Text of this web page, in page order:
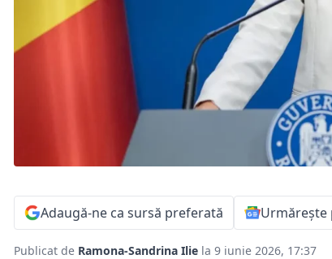
Adaugă-ne ca sursă preferată Urmărește
Publicat de Ramona-Sandrina Ilie la 9 iunie 2026, 17:37